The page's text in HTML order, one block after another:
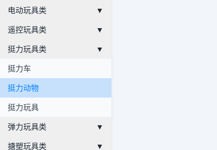
电动玩具类
▼
遥控玩具类
▼
挺力玩具类
▼
挺力车
挺力动物
挺力玩具
弹力玩具类
▼
搪塑玩具类
▼